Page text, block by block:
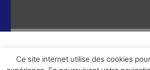
ème
Ce site internet utilise des cookies